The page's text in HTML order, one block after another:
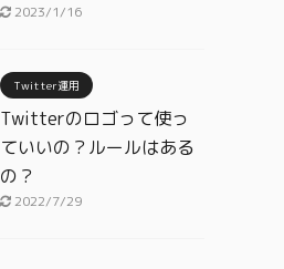
2023/1/16
Twitter運用
Twitterのロゴって使っ
ていいの？ルールはある
の？
2022/7/29